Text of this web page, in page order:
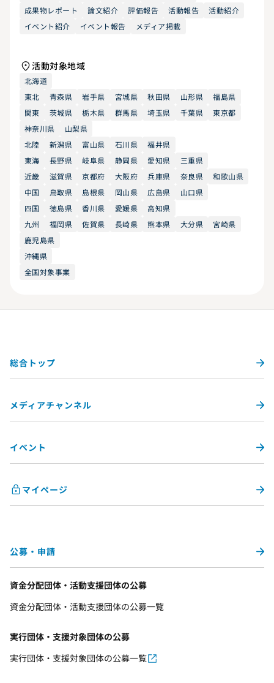
成果物レポート
論文紹介 評価報告 活動報告
活動紹介
イベント紹介
イベント報告 メディア掲載
活動対象地域
北海道
東北
青森県 岩手県 宮城県 秋田県 山形県
福島県
関東
茨城県 栃木県 群馬県 埼玉県 千葉県
東京都
神奈川県
山梨県
北陸
新潟県 富山県 石川県
福井県
東海
長野県 岐阜県 静岡県 愛知県
三重県
近畿
滋賀県 京都府 大阪府 兵庫県 奈良県
和歌山県
中国
鳥取県 島根県 岡山県 広島県
山口県
四国
徳島県 香川県 愛媛県
高知県
九州
福岡県 佐賀県 長崎県 熊本県 大分県
宮崎県
鹿児島県
沖縄県
全国対象事業
総合トップ
メディアチャンネル
イベント
マイページ
公募・申請
資金分配団体・活動支援団体の公募
資金分配団体・活動支援団体の公募一覧
実行団体・支援対象団体の公募
実行団体・支援対象団体の公募一覧